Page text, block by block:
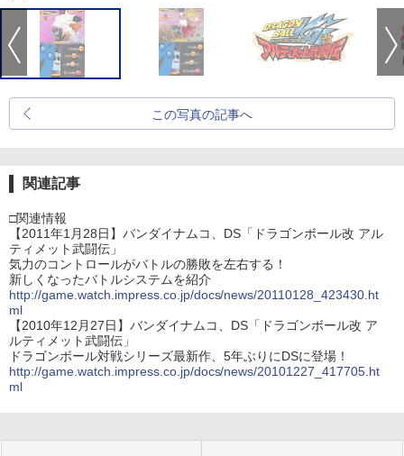
この写真の記事へ
関連記事
□関連情報
【2011年1月28日】バンダイナムコ、DS「ドラゴンボール改 アル
ティメット武闘伝」
気力のコントロールがバトルの勝敗を左右する！
新しくなったバトルシステムを紹介
http://game.watch.impress.co.jp/docs/news/20110128_423430.ht
ml
【2010年12月27日】バンダイナムコ、DS「ドラゴンボール改 ア
ルティメット武闘伝」
ドラゴンボール対戦シリーズ最新作、5年ぶりにDSに登場！
http://game.watch.impress.co.jp/docs/news/20101227_417705.ht
ml